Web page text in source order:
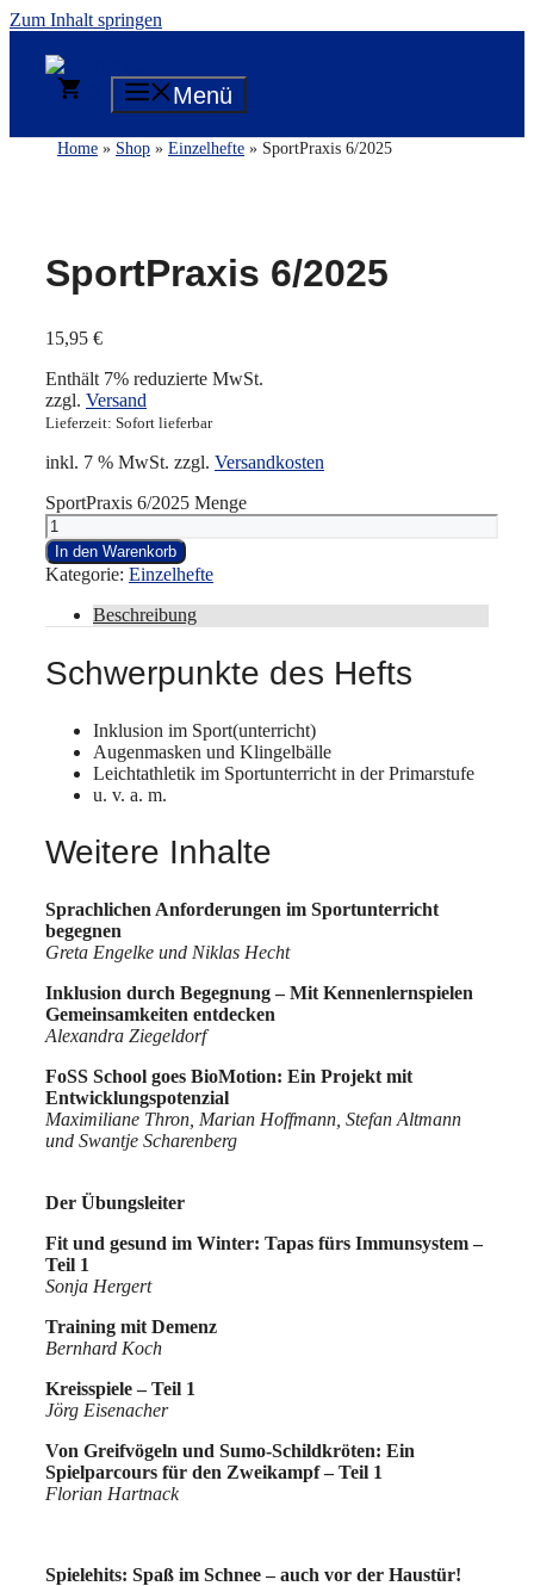
Zum Inhalt springen
Menü
Home » Shop » Einzelhefte » SportPraxis 6/2025
SportPraxis 6/2025
15,95 €
Enthält 7% reduzierte MwSt.
zzgl. Versand
Lieferzeit: Sofort lieferbar
inkl. 7 % MwSt. zzgl. Versandkosten
SportPraxis 6/2025 Menge
In den Warenkorb
Kategorie: Einzelhefte
Beschreibung
Schwerpunkte des Hefts
Inklusion im Sport(unterricht)
Augenmasken und Klingelbälle
Leichtathletik im Sportunterricht in der Primarstufe
u. v. a. m.
Weitere Inhalte
Sprachlichen Anforderungen im Sportunterricht
begegnen
Greta Engelke und Niklas Hecht
Inklusion durch Begegnung – Mit Kennenlernspielen
Gemeinsamkeiten entdecken
Alexandra Ziegeldorf
FoSS School goes BioMotion: Ein Projekt mit
Entwicklungspotenzial
Maximiliane Thron, Marian Hoffmann, Stefan Altmann
und Swantje Scharenberg
Der Übungsleiter
Fit und gesund im Winter: Tapas fürs Immunsystem –
Teil 1
Sonja Hergert
Training mit Demenz
Bernhard Koch
Kreisspiele – Teil 1
Jörg Eisenacher
Von Greifvögeln und Sumo-Schildkröten: Ein
Spielparcours für den Zweikampf – Teil 1
Florian Hartnack
Spielehits: Spaß im Schnee – auch vor der Haustür!